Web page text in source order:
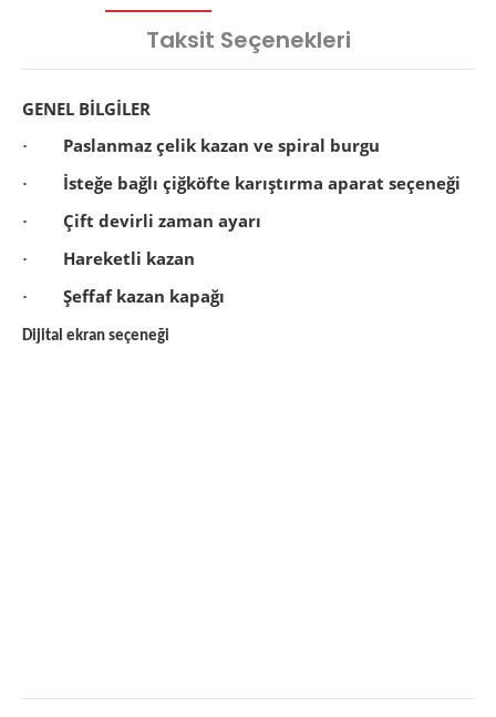
Taksit Seçenekleri
GENEL BİLGİLER
· Paslanmaz çelik kazan ve spiral burgu
· İsteğe bağlı çiğköfte karıştırma aparat seçeneği
· Çift devirli zaman ayarı
· Hareketli kazan
· Şeffaf kazan kapağı
Dijital ekran seçeneği